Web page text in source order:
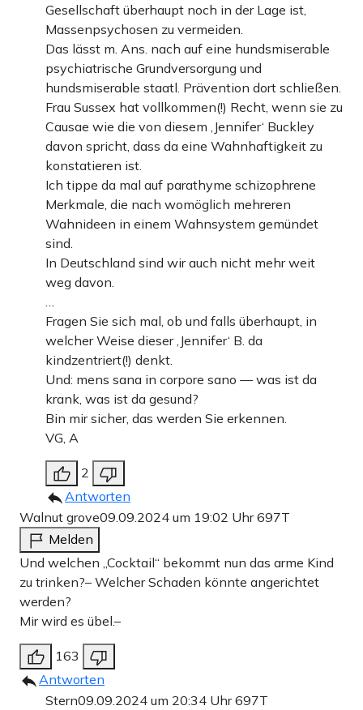
Gesellschaft überhaupt noch in der Lage ist,
Massenpsychosen zu vermeiden.
Das lässt m. Ans. nach auf eine hundsmiserable
psychiatrische Grundversorgung und
hundsmiserable staatl. Prävention dort schließen.
Frau Sussex hat vollkommen(!) Recht, wenn sie zu
Causae wie die von diesem ‚Jennifer‘ Buckley
davon spricht, dass da eine Wahnhaftigkeit zu
konstatieren ist.
Ich tippe da mal auf parathyme schizophrene
Merkmale, die nach womöglich mehreren
Wahnideen in einem Wahnsystem gemündet
sind.
In Deutschland sind wir auch nicht mehr weit
weg davon.
…
Fragen Sie sich mal, ob und falls überhaupt, in
welcher Weise dieser ‚Jennifer‘ B. da
kindzentriert(!) denkt.
Und: mens sana in corpore sano — was ist da
krank, was ist da gesund?
Bin mir sicher, das werden Sie erkennen.
VG, A
2
Antworten
Walnut grove09.09.2024 um 19:02 Uhr697T
Melden
Und welchen „Cocktail“ bekommt nun das arme Kind
zu trinken?– Welcher Schaden könnte angerichtet
werden?
Mir wird es übel.–
163
Antworten
Stern09.09.2024 um 20:34 Uhr697T